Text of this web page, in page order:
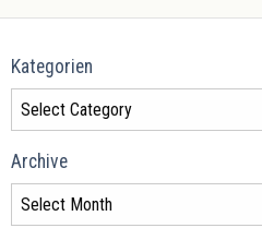
Kategorien
Archive